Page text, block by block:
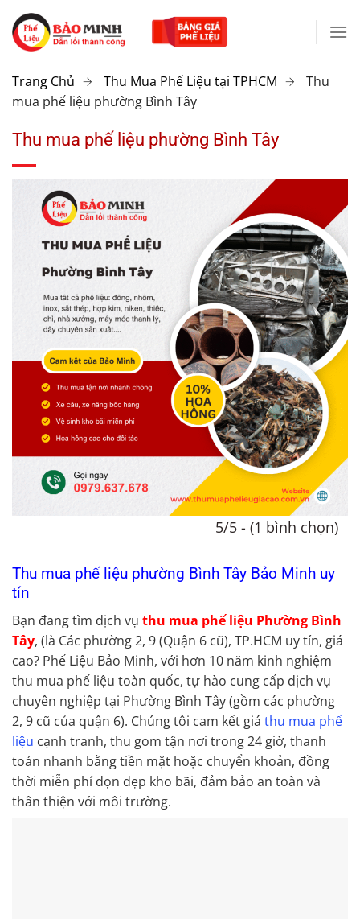
Chuyển
đến
nội
Trang Chủ Thu Mua Phế Liệu tại TPHCM
Thu
mua phế liệu phường Bình Tây
Thu mua phế liệu phường Bình Tây
5/5 - (1 bình chọn)
Thu mua phế liệu phường Bình Tây Bảo Minh uy
tín
Bạn đang tìm dịch vụ thu mua phế liệu Phường Bình
Tây, (là Các phường 2, 9 (Quận 6 cũ), TP.HCM uy tín, giá
cao? Phế Liệu Bảo Minh, với hơn 10 năm kinh nghiệm
thu mua phế liệu toàn quốc, tự hào cung cấp dịch vụ
chuyên nghiệp tại Phường Bình Tây (gồm các phường
2, 9 cũ của quận 6). Chúng tôi cam kết giá thu mua phế
liệu cạnh tranh, thu gom tận nơi trong 24 giờ, thanh
toán nhanh bằng tiền mặt hoặc chuyển khoản, đồng
thời miễn phí dọn dẹp kho bãi, đảm bảo an toàn và
thân thiện với môi trường.